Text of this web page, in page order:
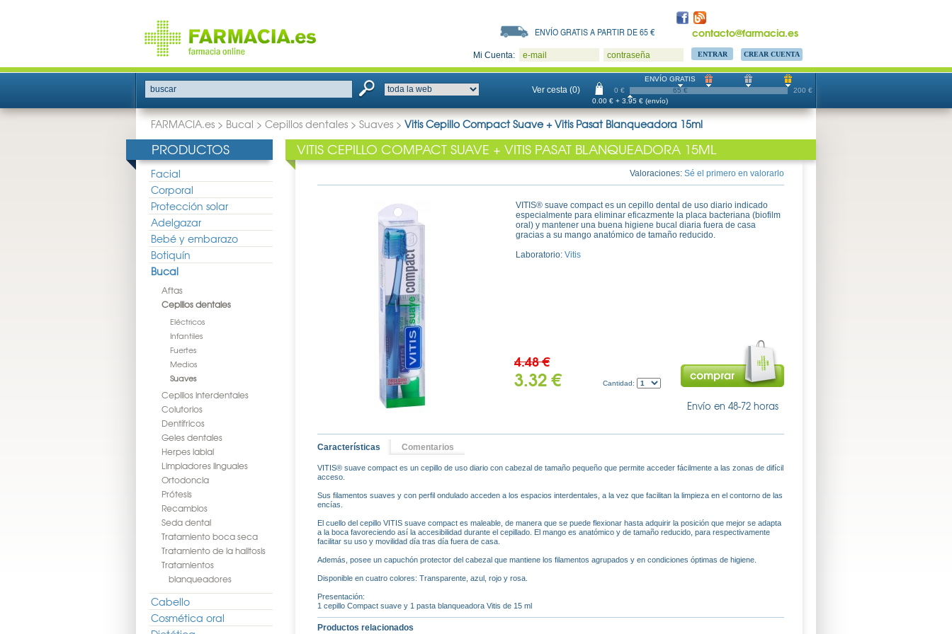
contacto@farmacia.es
ENVÍO GRATIS A PARTIR DE 65 €
Mi Cuenta: e-mail contraseña CREAR CUENTA
buscar Ver cesta (0) 0 € 200 €
ENVÍO GRATIS
65 €
0.00 € + 3.95 € (envío)
FARMACIA.es > Bucal > Cepillos dentales > Suaves > Vitis Cepillo Compact Suave + Vitis Pasat Blanqueadora 15ml
PRODUCTOS
Facial
Corporal
Protección solar
Adelgazar
Bebé y embarazo
Botiquín
Bucal
Aftas
Cepillos dentales
Eléctricos
Infantiles
Fuertes
Medios
Suaves
Cepillos interdentales
Colutorios
Dentífricos
Geles dentales
Herpes labial
Limpiadores linguales
Ortodoncia
Prótesis
Recambios
Seda dental
Tratamiento boca seca
Tratamiento de la halitosis
Tratamientos
blanqueadores
Cabello
Cosmética oral
VITIS CEPILLO COMPACT SUAVE + VITIS PASAT BLANQUEADORA 15ML
Valoraciones: Sé el primero en valorarlo
VITIS® suave compact es un cepillo dental de uso diario indicado
especialmente para eliminar eficazmente la placa bacteriana (biofilm
oral) y mantener una buena higiene bucal diaria fuera de casa
gracias a su mango anatómico de tamaño reducido.
Laboratorio: Vitis
4.48 €
3.32 € Cantidad:
Envío en 48-72 horas
Características Comentarios
VITIS® suave compact es un cepillo de uso diario con cabezal de tamaño pequeño que permite acceder fácilmente a las zonas de difícil
acceso.
Sus filamentos suaves y con perfil ondulado acceden a los espacios interdentales, a la vez que facilitan la limpieza en el contorno de las
encías.
El cuello del cepillo VITIS suave compact es maleable, de manera que se puede flexionar hasta adquirir la posición que mejor se adapta
a la boca favoreciendo así la accesibilidad durante el cepillado. El mango es anatómico y de tamaño reducido, para respectivamente
facilitar su uso y movilidad día tras día fuera de casa.
Además, posee un capuchón protector del cabezal que mantiene los filamentos agrupados y en condiciones óptimas de higiene.
Disponible en cuatro colores: Transparente, azul, rojo y rosa.
Presentación:
1 cepillo Compact suave y 1 pasta blanqueadora Vitis de 15 ml
Productos relacionados